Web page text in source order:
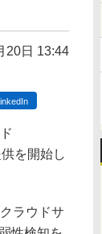
20日 13:44
を開始し
ラウドサ